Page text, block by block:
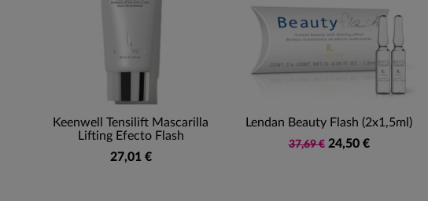
Keenwell Tensilift Mascarilla
Lifting Efecto Flash
27,01 €
Lendan Beauty Flash (2x1,5ml)
37,69 € 24,50 €